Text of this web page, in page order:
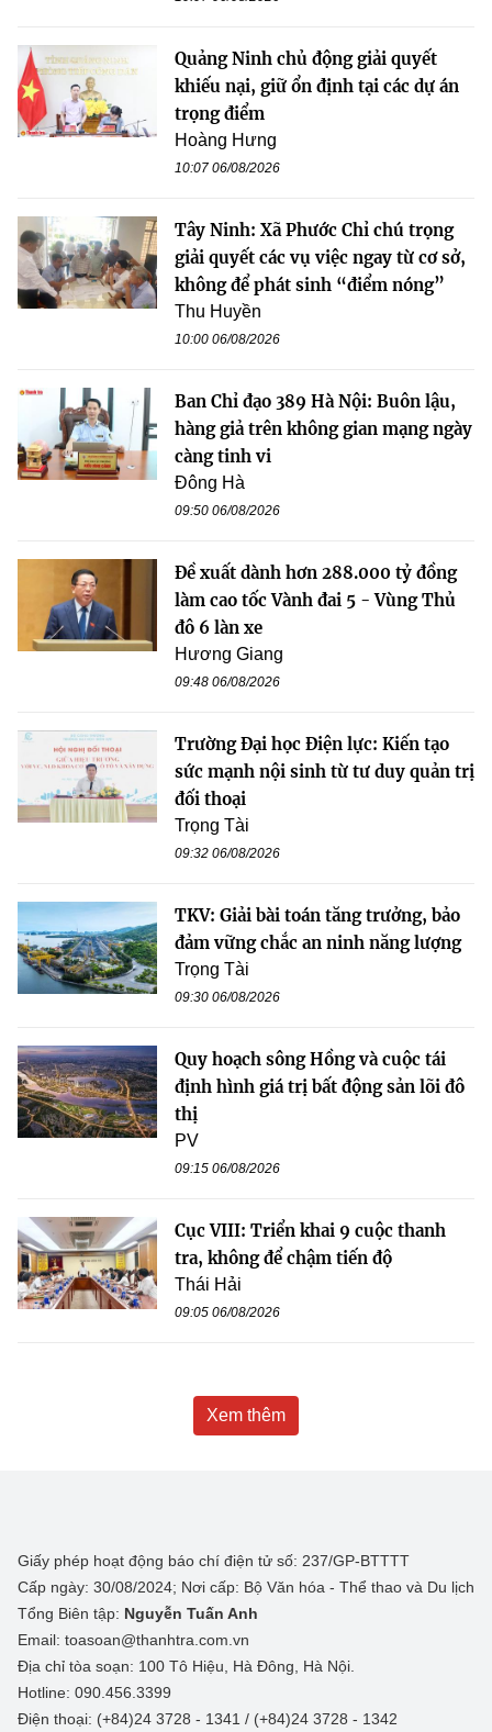
Quảng Ninh chủ động giải quyết
khiếu nại, giữ ổn định tại các dự án
trọng điểm
Hoàng Hưng
10:07 06/08/2026
Tây Ninh: Xã Phước Chỉ chú trọng
giải quyết các vụ việc ngay từ cơ sở,
không để phát sinh “điểm nóng”
Thu Huyền
10:00 06/08/2026
Ban Chỉ đạo 389 Hà Nội: Buôn lậu,
hàng giả trên không gian mạng ngày
càng tinh vi
Đông Hà
09:50 06/08/2026
Đề xuất dành hơn 288.000 tỷ đồng
làm cao tốc Vành đai 5 - Vùng Thủ
đô 6 làn xe
Hương Giang
09:48 06/08/2026
Trường Đại học Điện lực: Kiến tạo
sức mạnh nội sinh từ tư duy quản trị
đối thoại
Trọng Tài
09:32 06/08/2026
TKV: Giải bài toán tăng trưởng, bảo
đảm vững chắc an ninh năng lượng
Trọng Tài
09:30 06/08/2026
Quy hoạch sông Hồng và cuộc tái
định hình giá trị bất động sản lõi đô
thị
PV
09:15 06/08/2026
Cục VIII: Triển khai 9 cuộc thanh
tra, không để chậm tiến độ
Thái Hải
09:05 06/08/2026
Xem thêm
Giấy phép hoạt động báo chí điện tử số: 237/GP-BTTTT
Cấp ngày: 30/08/2024; Nơi cấp: Bộ Văn hóa - Thể thao và Du lịch
Tổng Biên tập: Nguyễn Tuấn Anh
Email: toasoan@thanhtra.com.vn
Địa chỉ tòa soạn: 100 Tô Hiệu, Hà Đông, Hà Nội.
Hotline: 090.456.3399
Điện thoại: (+84)24 3728 - 1341 / (+84)24 3728 - 1342